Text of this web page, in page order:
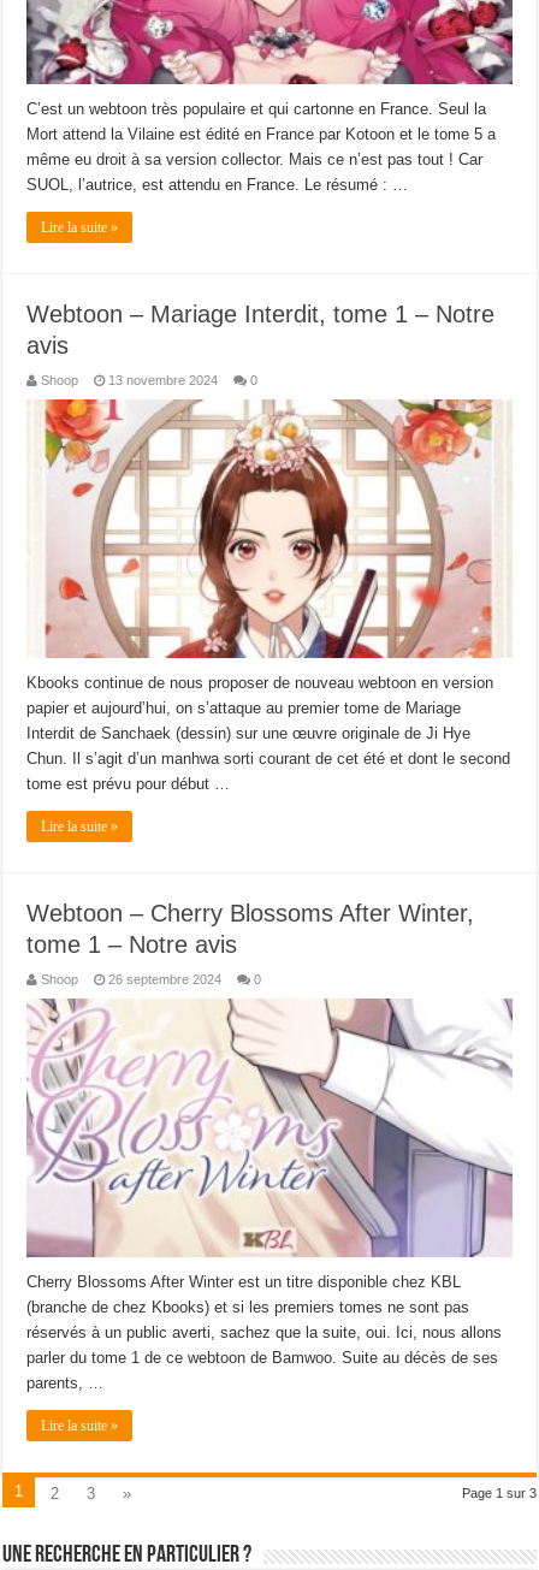
C’est un webtoon très populaire et qui cartonne en France. Seul la
Mort attend la Vilaine est édité en France par Kotoon et le tome 5 a
même eu droit à sa version collector. Mais ce n’est pas tout ! Car
SUOL, l’autrice, est attendu en France. Le résumé : …
Lire la suite »
Webtoon – Mariage Interdit, tome 1 – Notre
avis
Shoop 13 novembre 2024 0
Kbooks continue de nous proposer de nouveau webtoon en version
papier et aujourd’hui, on s’attaque au premier tome de Mariage
Interdit de Sanchaek (dessin) sur une œuvre originale de Ji Hye
Chun. Il s’agit d’un manhwa sorti courant de cet été et dont le second
tome est prévu pour début …
Lire la suite »
Webtoon – Cherry Blossoms After Winter,
tome 1 – Notre avis
Shoop 26 septembre 2024 0
Cherry Blossoms After Winter est un titre disponible chez KBL
(branche de chez Kbooks) et si les premiers tomes ne sont pas
réservés à un public averti, sachez que la suite, oui. Ici, nous allons
parler du tome 1 de ce webtoon de Bamwoo. Suite au décès de ses
parents, …
Lire la suite »
Page 1 sur 3
1 2 3 »
Une recherche en particulier ?